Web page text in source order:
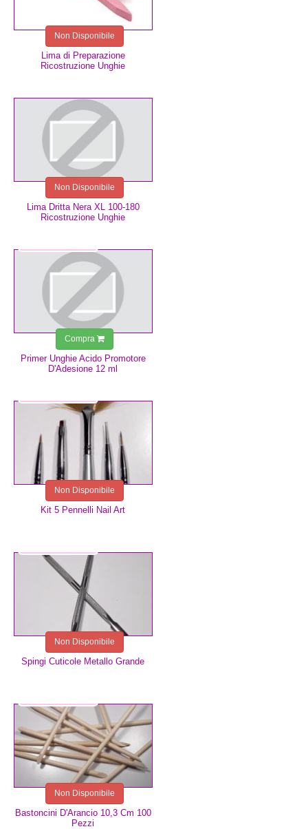
Lima di Preparazione
Ricostruzione Unghie
Non Disponibile
Lima Dritta Nera XL 100-180
Ricostruzione Unghie
Non Disponibile
Primer Unghie Acido Promotore
D'Adesione 12 ml
Compra
Kit 5 Pennelli Nail Art
Non Disponibile
Spingi Cuticole Metallo Grande
Non Disponibile
Bastoncini D'Arancio 10,3 Cm 100
Pezzi
Non Disponibile